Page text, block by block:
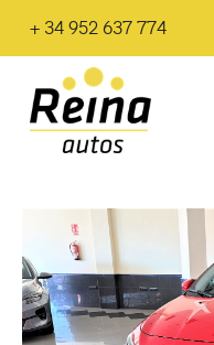
+ 34 952 637 774